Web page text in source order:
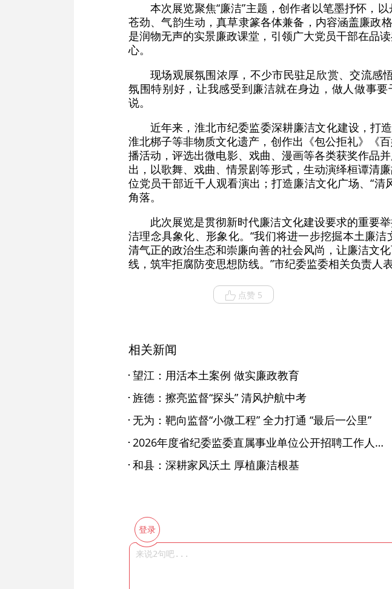
本次展览聚焦“廉洁”主题，创作者以笔墨抒怀，
苍劲、气韵生动，真草隶篆各体兼备，内容涵盖廉政
是润物无声的实景廉政课堂，引领广大党员干部在品
心。
现场观展氛围浓厚，不少市民驻足欣赏、交流感
氛围特别好，让我感受到廉洁就在身边，做人做事
说。
近年来，淮北市纪委监委深耕廉洁文化建设，打
淮北梆子等非物质文化遗产，创作出《包公拒礼》《
播活动，评选出微电影、戏曲、漫画等各类获奖作品
出，以歌舞、戏曲、情景剧等形式，生动演绎桓谭清
位党员干部近千人观看演出；打造廉洁文化广场、“
角落。
此次展览是贯彻新时代廉洁文化建设要求的重要
洁理念具象化、形象化。“我们将进一步挖掘本土廉
清气正的政治生态和崇廉向善的社会风尚，让廉洁文
线，筑牢拒腐防变思想防线。”市纪委监委相关负责人
点赞 5
相关新闻
望江：用活本土案例 做实廉政教育
旌德：擦亮监督“探头” 清风护航中考
无为：靶向监督“小微工程” 全力打通 “最后一公里”
2026年度省纪委监委直属事业单位公开招聘工作人员专业测试及有关工作实施方案
和县：深耕家风沃土 厚植廉洁根基
登录